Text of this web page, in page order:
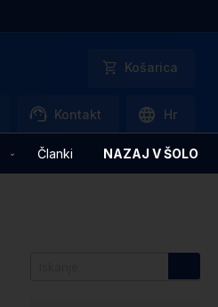
Košarica
Kontakt Hr
NAZAJ V ŠOLO
Članki